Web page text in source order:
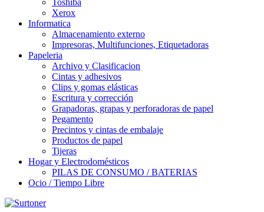
Toshiba
Xerox
Informatica
Almacenamiento externo
Impresoras, Multifunciones, Etiquetadoras
Papeleria
Archivo y Clasificacion
Cintas y adhesivos
Clips y gomas elásticas
Escritura y corrección
Grapadoras, grapas y perforadoras de papel
Pegamento
Precintos y cintas de embalaje
Productos de papel
Tijeras
Hogar y Electrodomésticos
PILAS DE CONSUMO / BATERIAS
Ocio / Tiempo Libre